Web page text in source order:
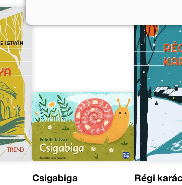
Csigabiga Régi